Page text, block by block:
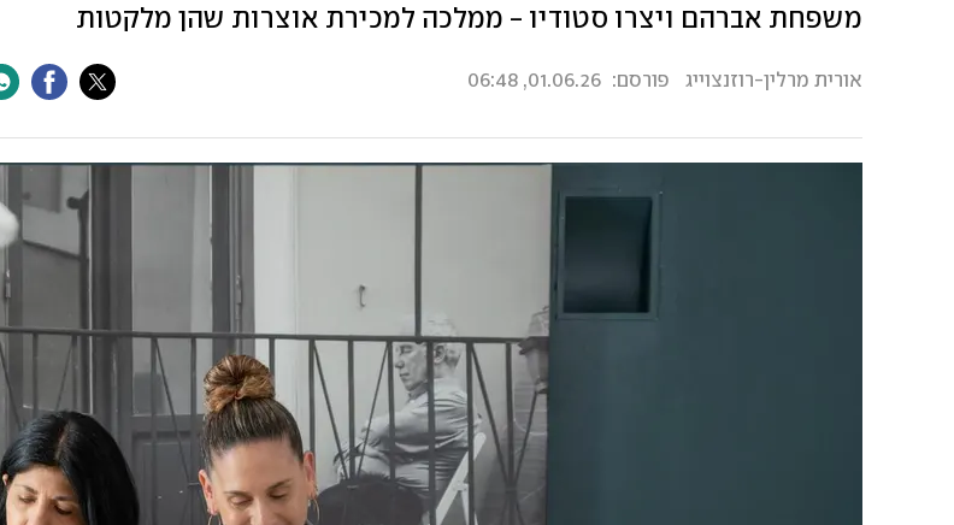
משפחת אברהם ויצרו סטודיו - ממלכה למכירת אוצרות שהן מלקטות
אורית מרלין-רוזנצוייג פורסם: 01.06.26, 06:48